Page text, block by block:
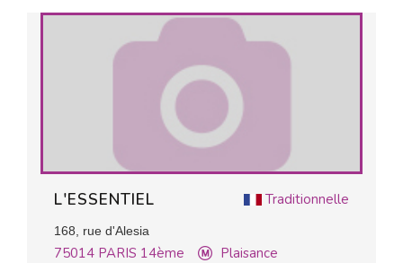
Traditionnelle
L'ESSENTIEL
168, rue d'Alesia
75014 PARIS 14ème
Plaisance